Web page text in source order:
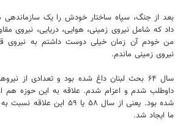
داد که شامل نیروی زمینی، هوایی، دریایی،
من خودم آن زمان خیلی دوست داشتم به نیروی
نیروی زمینی ماندم.
سال ۶۴ بحث لبنان داغ شده بود و تعدادی از
داوطلب شدم و اعزام شدم. علاقه به این حوزه هم
شده بود. یعنی از سال ۵۸ یا
ما ایجاد شد.